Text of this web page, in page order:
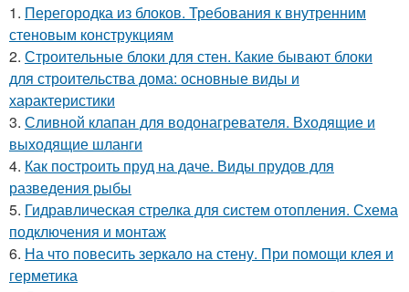
1. Перегородка из блоков. Требования к внутренним
стеновым конструкциям
2. Строительные блоки для стен. Какие бывают блоки
для строительства дома: основные виды и
характеристики
3. Сливной клапан для водонагревателя. Входящие и
выходящие шланги
4. Как построить пруд на даче. Виды прудов для
разведения рыбы
5. Гидравлическая стрелка для систем отопления. Схема
подключения и монтаж
6. На что повесить зеркало на стену. При помощи клея и
герметика